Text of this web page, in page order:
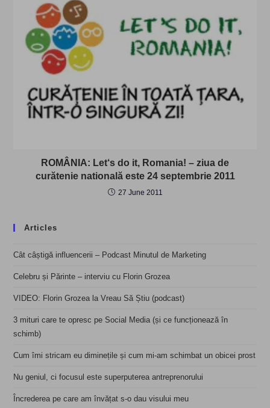
ROMÂNIA: Let‘s do it, Romania! – ziua de
curătenie natională este 24 septembrie 2011
27 June 2011
Articles
Cât câștigă influencerii – Podcast Minutul de Marketing
Celebru și Părinte – interviu cu Florin Grozea
VIDEO: Florin Grozea la Vreau Să Știu (podcast)
3 mituri care te opresc pe Social Media (și ce funcționează în
schimb)
Cum îmi stricam eu diminețile și cum mi-am schimbat un obicei prost
Nu geniul, ci focusul este superputerea antreprenorului
Încrederea pe care am învățat s-o dau visului meu